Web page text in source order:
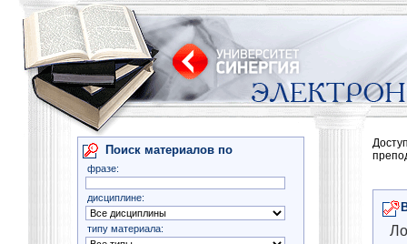
Поиск материалов по
фразе:
дисциплине:
типу материала: